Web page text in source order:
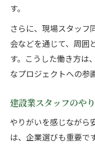
す。
さらに、現場スタッフ
会などを通じて、周囲
す。こうした働き方は
なプロジェクトへの参
建設業スタッフのや
やりがいを感じながら
は、企業選びも重要で